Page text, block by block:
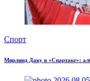
Спорт
Мирлинд Даку в «Спартаке»: